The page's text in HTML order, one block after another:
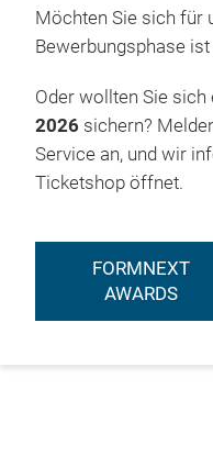
Möchten Sie sich für
Bewerbungsphase
Oder wollten Sie sich
2026 sichern?
Service an, und wir
Ticketshop öffnet.
FORMNEXT
AWARDS